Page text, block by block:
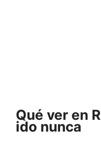
Qué ver en
ido nunca